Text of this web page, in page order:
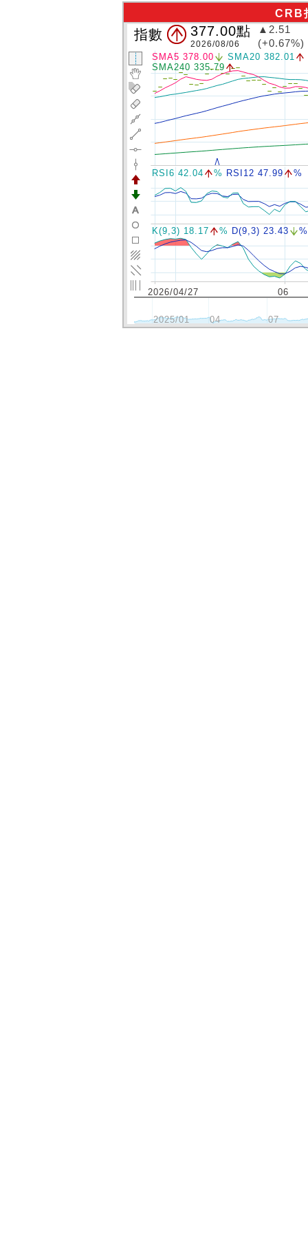
CRB
指數 377.00點
2026/08/06
▲2.51
(+0.67%)
SMA5 378.00
SMA20 382.01
SMA240 335.79
RSI6 42.04 % RSI12 47.99 %
K(9,3) 18.17 % D(9,3) 23.43 %